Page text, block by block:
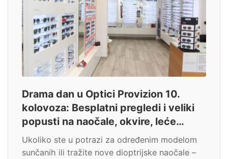
Drama dan u Optici Provizion 10.
kolovoza: Besplatni pregledi i veliki
popusti na naočale, okvire, leće…
Ukoliko ste u potrazi za određenim modelom
sunčanih ili tražite nove dioptrijske naočale –